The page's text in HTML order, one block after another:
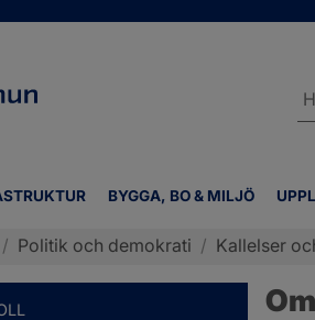
BYGGA, BO & MILJÖ
/ Politik och demokrati / Kallelser